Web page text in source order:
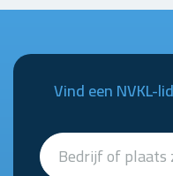
Vind een NVKL-